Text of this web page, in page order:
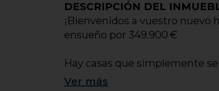
DESCRIPCIÓN DEL
¡Bienvenidos a vuestro nuevo
ensueño por 349.900 €
Hay casas que simplemente
construidos es de esas que
Ver más